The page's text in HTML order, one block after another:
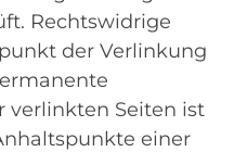
Rechtswidrige
der Verlinkung
verlinkten Seiten ist
einer